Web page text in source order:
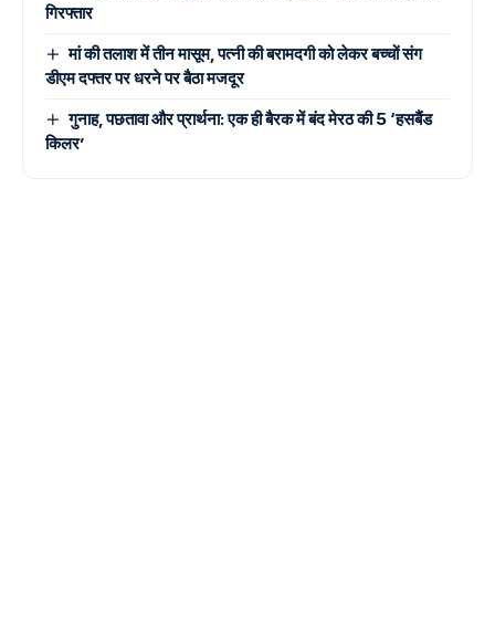
गिरफ्तार
मां की तलाश में तीन मासूम, पत्नी की बरामदगी को लेकर बच्चों संग
डीएम दफ्तर पर धरने पर बैठा मजदूर
गुनाह, पछतावा और प्रार्थना: एक ही बैरक में बंद मेरठ की 5 ‘हसबैंड
किलर’